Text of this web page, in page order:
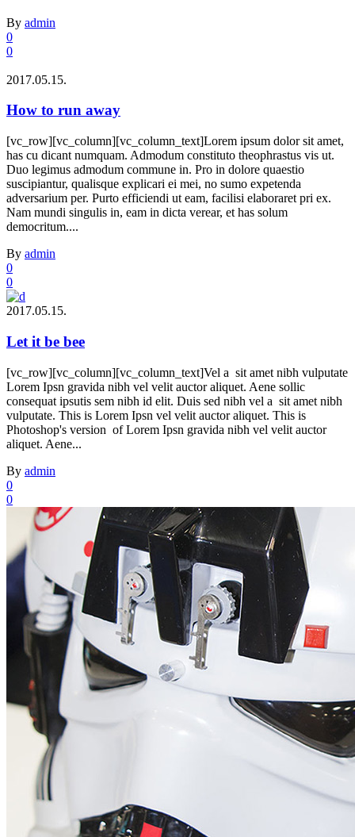
By admin
0
0
2017.05.15.
How to run away
[vc_row][vc_column][vc_column_text]Lorem ipsum dolor sit amet,
has cu dicant numquam. Admodum constituto theophrastus vis ut.
Duo legimus admodum commune in. Pro in dolore quaestio
suscipiantur, qualisque explicari ei mei, no sumo expetenda
adversarium per. Purto efficiendi ut eam, facilisi elaboraret pri ex.
Nam mundi singulis in, eam in dicta verear, et has solum
democritum....
By admin
0
0
2017.05.15.
Let it be bee
[vc_row][vc_column][vc_column_text]Vel a sit amet nibh vulputate
Lorem Ipsn gravida nibh vel velit auctor aliquet. Aene sollic
consequat ipsutis sem nibh id elit. Duis sed nibh vel a sit amet nibh
vulputate. This is Lorem Ipsn vel velit auctor aliquet. This is
Photoshop's version of Lorem Ipsn gravida nibh vel velit auctor
aliquet. Aene...
By admin
0
0